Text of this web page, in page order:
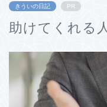
きういの日記 PR
助けてくれる